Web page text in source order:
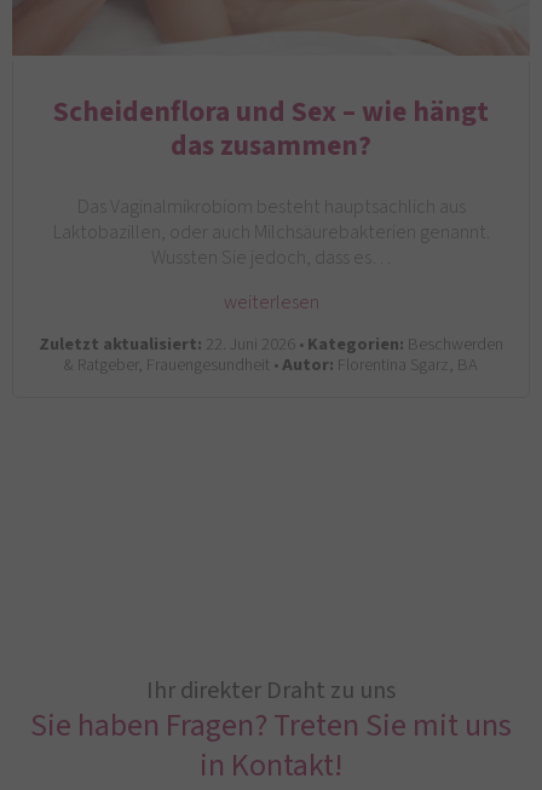
Scheidenflora und Sex – wie hängt
das zusammen?
Das Vaginalmikrobiom besteht hauptsächlich aus
Laktobazillen, oder auch Milchsäurebakterien genannt.
Wussten Sie jedoch, dass es…
weiterlesen
Zuletzt aktualisiert: 22. Juni 2026 •Kategorien: Beschwerden
& Ratgeber, Frauengesundheit •Autor: Florentina Sgarz, BA
Ihr direkter Draht zu uns
Sie haben Fragen? Treten Sie mit uns
in Kontakt!